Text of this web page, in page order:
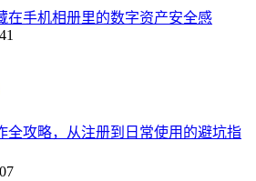
在手机相册里的数字资产安全感
全攻略，从注册到日常使用的避坑指